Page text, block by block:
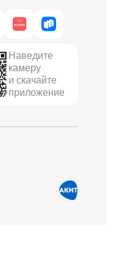
Наведите
камеру
и скачайте
приложение